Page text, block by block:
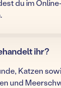
du im
ihr?
Katzen
und